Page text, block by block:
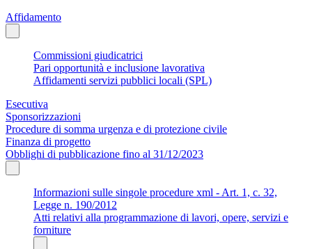
Affidamento
Commissioni giudicatrici
Pari opportunità e inclusione lavorativa
Affidamenti servizi pubblici locali (SPL)
Esecutiva
Sponsorizzazioni
Procedure di somma urgenza e di protezione civile
Finanza di progetto
Obblighi di pubblicazione fino al 31/12/2023
Informazioni sulle singole procedure xml - Art. 1, c. 32,
Legge n. 190/2012
Atti relativi alla programmazione di lavori, opere, servizi e
forniture